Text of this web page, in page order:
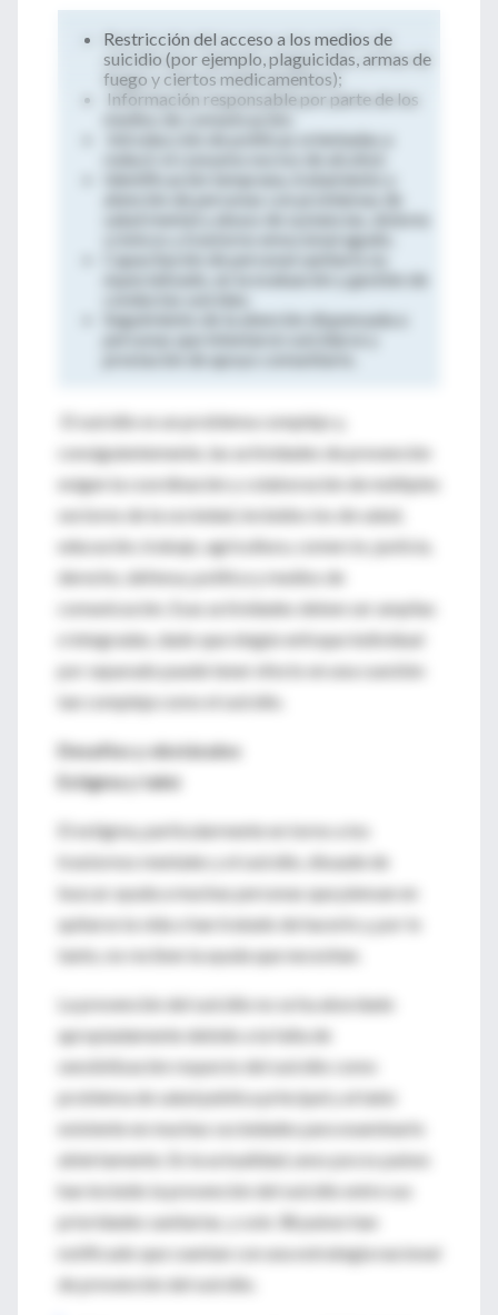
Restricción del acceso a los medios de
suicidio (por ejemplo, plaguicidas, armas de
fuego y ciertos medicamentos);
Información responsable por parte de los
Introducción de políticas orientadas a
salud mental y abuso de sustancias, dolores
especializado, en la evaluación y gestión de
Seguimiento de la atención dispensada a
El suicidio es un problema complejo y,
consiguientemente, las actividades de prevención
exigen la coordinación y colaboración de múltiples
sectores de la sociedad, incluidos los de salud,
educación, trabajo, agricultura, comercio, justicia,
derecho, defensa, política y medios de
comunicación. Esas actividades deben ser amplias
e integradas, dado que ningún enfoque individual
por separado puede tener efecto en una cuestión
tan compleja como el suicidio.
Desafíos y obstáculos
Estigma y tabú
El estigma, particularmente en torno a los
trastornos mentales y el suicidio, disuade de
buscar ayuda a muchas personas que piensan en
quitarse la vida o han tratado de hacerlo y, por lo
tanto, no reciben la ayuda que necesitan.
La prevención del suicidio no se ha abordado
apropiadamente debido a la falta de
sensibilización respecto del suicidio como
problema de salud pública principal y al tabú
existente en muchas sociedades para examinarlo
abiertamente. En la actualidad, unos pocos países
han incluido la prevención del suicidio entre sus
prioridades sanitarias, y solo 38 países han
notificado que cuentan con una estrategia nacional
de prevención del suicidio.